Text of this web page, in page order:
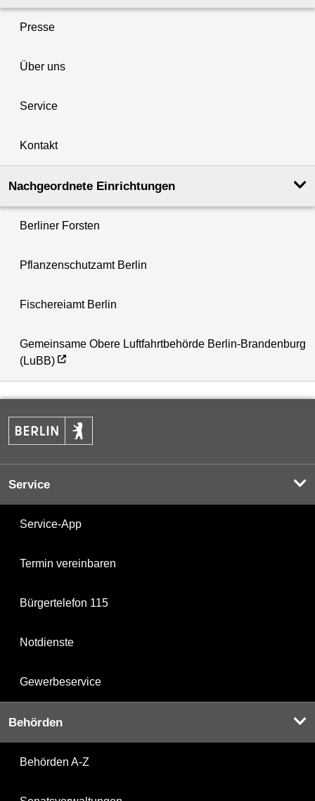
Presse
Über uns
Service
Kontakt
Nachgeordnete Einrichtungen
Berliner Forsten
Pflanzenschutzamt Berlin
Fischereiamt Berlin
Gemeinsame Obere Luftfahrtbehörde Berlin-Brandenburg
(LuBB)
Service
Service-App
Termin vereinbaren
Bürgertelefon 115
Notdienste
Gewerbeservice
Behörden
Behörden A-Z